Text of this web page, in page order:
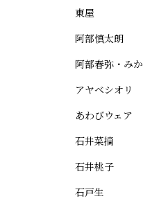
東屋
阿部慎太朗
阿部春弥・みか
アヤベシオリ
あわびウェア
石井菜摘
石井桃子
石戸生